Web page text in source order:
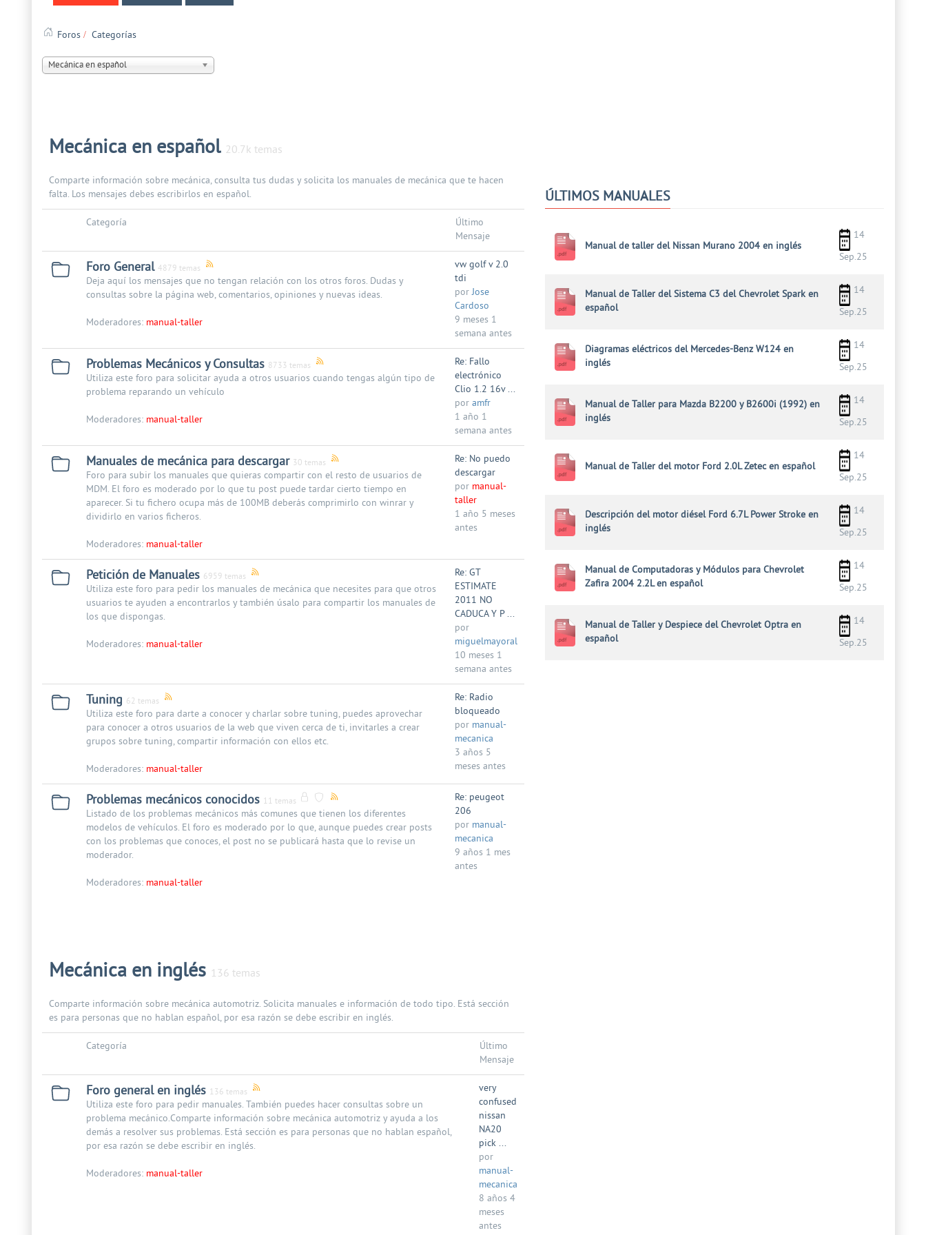
Foros Categorías
Mecánica en español
Mecánica en español 20.7k temas
Comparte información sobre mecánica, consulta tus dudas y solicita los manuales de mecánica que te hacen
falta. Los mensajes debes escribirlos en español.
Categoría
Último
Mensaje
Foro General 4879 temas
Deja aquí los mensajes que no tengan relación con los otros foros. Dudas y
consultas sobre la página web, comentarios, opiniones y nuevas ideas.
Moderadores: manual-taller
vw golf v 2.0
tdi
porJose
Cardoso
9 meses 1
semana antes
Problemas Mecánicos y Consultas 8733 temas
Utiliza este foro para solicitar ayuda a otros usuarios cuando tengas algún tipo de
problema reparando un vehículo
Moderadores: manual-taller
Re: Fallo
electrónico
Clio 1.2 16v ...
por amfr
1 año 1
semana antes
Manuales de mecánica para descargar 30 temas
Foro para subir los manuales que quieras compartir con el resto de usuarios de
MDM. El foro es moderado por lo que tu post puede tardar cierto tiempo en
aparecer. Si tu fichero ocupa más de 100MB deberás comprimirlo con winrar y
dividirlo en varios ficheros.
Moderadores: manual-taller
Re: No puedo
descargar
por manual-
taller
1 año 5 meses
antes
Petición de Manuales 6959 temas
Utiliza este foro para pedir los manuales de mecánica que necesites para que otros
usuarios te ayuden a encontrarlos y también úsalo para compartir los manuales de
los que dispongas.
Moderadores: manual-taller
Re: GT
ESTIMATE
2011 NO
CADUCA Y P ...
por
miguelmayoral
10 meses 1
semana antes
Tuning 62 temas
Utiliza este foro para darte a conocer y charlar sobre tuning, puedes aprovechar
para conocer a otros usuarios de la web que viven cerca de ti, invitarles a crear
grupos sobre tuning, compartir información con ellos etc.
Moderadores: manual-taller
Re: Radio
bloqueado
por manual-
mecanica
3 años 5
meses antes
Problemas mecánicos conocidos 11 temas
Listado de los problemas mecánicos más comunes que tienen los diferentes
modelos de vehículos. El foro es moderado por lo que, aunque puedes crear posts
con los problemas que conoces, el post no se publicará hasta que lo revise un
moderador.
Moderadores: manual-taller
Re: peugeot
206
por manual-
mecanica
9 años 1 mes
antes
Mecánica en inglés 136 temas
Comparte información sobre mecánica automotriz. Solicita manuales e información de todo tipo. Está sección
es para personas que no hablan español, por esa razón se debe escribir en inglés.
Categoría
Último
Mensaje
Foro general en inglés 136 temas
Utiliza este foro para pedir manuales. También puedes hacer consultas sobre un
problema mecánico.Comparte información sobre mecánica automotriz y ayuda a los
demás a resolver sus problemas. Está sección es para personas que no hablan español,
por esa razón se debe escribir en inglés.
Moderadores: manual-taller
very
confused
nissan
NA20
pick ...
por
manual-
mecanica
8 años 4
meses
antes
ÚLTIMOS MANUALES
Manual de taller del Nissan Murano 2004 en inglés
14
Sep.25
Manual de Taller del Sistema C3 del Chevrolet Spark en
español
14
Sep.25
Diagramas eléctricos del Mercedes-Benz W124 en
inglés
14
Sep.25
Manual de Taller para Mazda B2200 y B2600i (1992) en
inglés
14
Sep.25
Manual de Taller del motor Ford 2.0L Zetec en español
14
Sep.25
Descripción del motor diésel Ford 6.7L Power Stroke en
inglés
14
Sep.25
Manual de Computadoras y Módulos para Chevrolet
Zafira 2004 2.2L en español
14
Sep.25
Manual de Taller y Despiece del Chevrolet Optra en
español
14
Sep.25